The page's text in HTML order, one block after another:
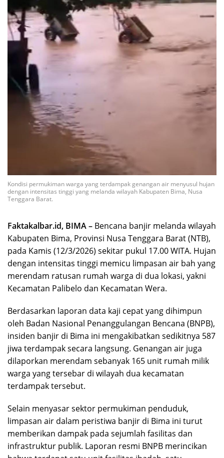
Kondisi permukiman warga yang terdampak genangan air menyusul hujan
dengan intensitas tinggi yang melanda wilayah Kabupaten Bima, Nusa
Tenggara Barat.
Faktakalbar.id, BIMA – Bencana banjir melanda wilayah
Kabupaten Bima, Provinsi Nusa Tenggara Barat (NTB),
pada Kamis (12/3/2026) sekitar pukul 17.00 WITA. Hujan
dengan intensitas tinggi memicu limpasan air bah yang
merendam ratusan rumah warga di dua lokasi, yakni
Kecamatan Palibelo dan Kecamatan Wera.
Berdasarkan laporan data kaji cepat yang dihimpun
oleh Badan Nasional Penanggulangan Bencana (BNPB),
insiden banjir di Bima ini mengakibatkan sedikitnya 587
jiwa terdampak secara langsung. Genangan air juga
dilaporkan merendam sebanyak 165 unit rumah milik
warga yang tersebar di wilayah dua kecamatan
terdampak tersebut.
Selain menyasar sektor permukiman penduduk,
limpasan air dalam peristiwa banjir di Bima ini turut
memberikan dampak pada sejumlah fasilitas dan
infrastruktur publik. Laporan resmi BNPB merincikan